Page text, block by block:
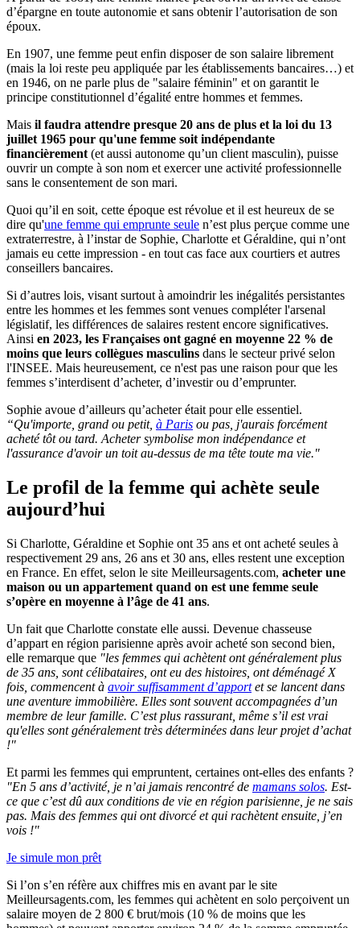
d’épargne en toute autonomie et sans obtenir l’autorisation de son
époux.
En 1907, une femme peut enfin disposer de son salaire librement
(mais la loi reste peu appliquée par les établissements bancaires…) et
en 1946, on ne parle plus de "salaire féminin" et on garantit le
principe constitutionnel d’égalité entre hommes et femmes.
Mais il faudra attendre presque 20 ans de plus et la loi du 13
juillet 1965 pour qu'une femme soit indépendante
financièrement (et aussi autonome qu’un client masculin), puisse
ouvrir un compte à son nom et exercer une activité professionnelle
sans le consentement de son mari.
Quoi qu’il en soit, cette époque est révolue et il est heureux de se
dire qu'une femme qui emprunte seule n’est plus perçue comme une
extraterrestre, à l’instar de Sophie, Charlotte et Géraldine, qui n’ont
jamais eu cette impression - en tout cas face aux courtiers et autres
conseillers bancaires.
Si d’autres lois, visant surtout à amoindrir les inégalités persistantes
entre les hommes et les femmes sont venues compléter l'arsenal
législatif, les différences de salaires restent encore significatives.
Ainsi en 2023, les Françaises ont gagné en moyenne 22 % de
moins que leurs collègues masculins dans le secteur privé selon
l'INSEE. Mais heureusement, ce n'est pas une raison pour que les
femmes s’interdisent d’acheter, d’investir ou d’emprunter.
Sophie avoue d’ailleurs qu’acheter était pour elle essentiel.
“Qu'importe, grand ou petit, à Paris ou pas, j'aurais forcément
acheté tôt ou tard. Acheter symbolise mon indépendance et
l'assurance d'avoir un toit au-dessus de ma tête toute ma vie."
Le profil de la femme qui achète seule
aujourd’hui
Si Charlotte, Géraldine et Sophie ont 35 ans et ont acheté seules à
respectivement 29 ans, 26 ans et 30 ans, elles restent une exception
en France. En effet, selon le site Meilleursagents.com, acheter une
maison ou un appartement quand on est une femme seule
s’opère en moyenne à l’âge de 41 ans.
Un fait que Charlotte constate elle aussi. Devenue chasseuse
d’appart en région parisienne après avoir acheté son second bien,
elle remarque que "les femmes qui achètent ont généralement plus
de 35 ans, sont célibataires, ont eu des histoires, ont déménagé X
fois, commencent à avoir suffisamment d’apportet se lancent dans
une aventure immobilière. Elles sont souvent accompagnées d’un
membre de leur famille. C’est plus rassurant, même s’il est vrai
qu'elles sont généralement très déterminées dans leur projet d’achat
!"
Et parmi les femmes qui empruntent, certaines ont-elles des enfants ?
"En 5 ans d’activité, je n’ai jamais rencontré de mamans solos. Est-
ce que c’est dû aux conditions de vie en région parisienne, je ne sais
pas. Mais des femmes qui ont divorcé et qui rachètent ensuite, j’en
vois !"
Je simule mon prêt
Si l’on s’en réfère aux chiffres mis en avant par le site
Meilleursagents.com, les femmes qui achètent en solo perçoivent un
salaire moyen de 2 800 € brut/mois (10 % de moins que les